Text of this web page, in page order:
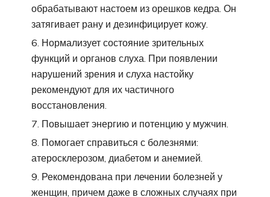
обрабатывают настоем из орешков кедра. Он
затягивает рану и дезинфицирует кожу.
Нормализует состояние зрительных
функций и органов слуха. При появлении
нарушений зрения и слуха настойку
рекомендуют для их частичного
восстановления.
Повышает энергию и потенцию у мужчин.
Помогает справиться с болезнями:
атеросклерозом, диабетом и анемией.
Рекомендована при лечении болезней у
женщин, причем даже в сложных случаях при